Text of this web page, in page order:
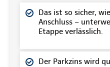
Das ist so sicher,
Anschluss –
Etappe verlässlich.
Der Parkzins wird